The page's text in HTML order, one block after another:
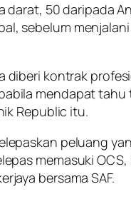
50 daripada
sebelum
diberi kontrak
mendapat
Republic itu.
peluang
memasuki
bersama SAF.